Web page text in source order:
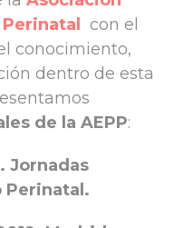
con el
conocimiento,
dentro de esta
de la AEPP:
Jornadas
Perinatal.